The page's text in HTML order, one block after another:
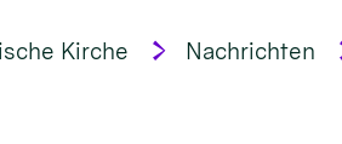
Kirche Nachrichten